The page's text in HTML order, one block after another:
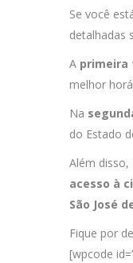
Se você
detalhadas
A primeira
melhor
Na
do Estado
Além disso,
acesso à
São José
Fique por
[wpcode